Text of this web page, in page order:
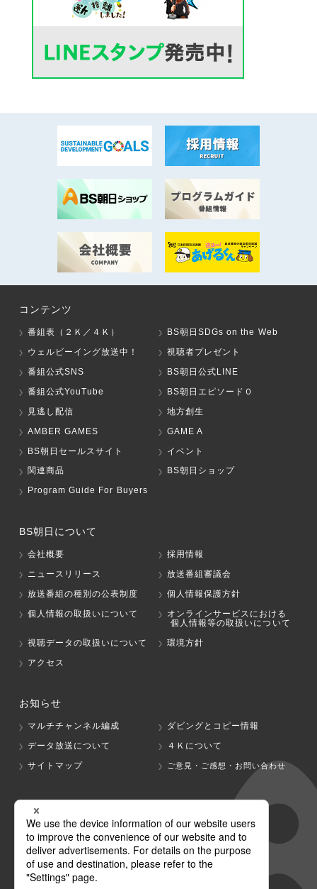
コンテンツ
番組表（２Ｋ／４Ｋ）
BS朝日SDGs on the Web
ウェルビーイング放送中！
視聴者プレゼント
番組公式SNS
BS朝日公式LINE
番組公式YouTube
BS朝日エピソード０
見逃し配信
地方創生
AMBER GAMES
GAME A
BS朝日セールスサイト
イベント
関連商品
BS朝日ショップ
Program Guide For Buyers
BS朝日について
会社概要
採用情報
ニュースリリース
放送番組審議会
放送番組の種別の公表制度
個人情報保護方針
個人情報の取扱いについて
オンラインサービスにおける
個人情報等の取扱いについて
視聴データの取扱いについて
環境方針
アクセス
お知らせ
マルチチャンネル編成
ダビングとコピー情報
データ放送について
４Ｋについて
サイトマップ
ご意見・ご感想・お問い合わせ
グループ会社
テレビ朝日 テレ朝チャンネル